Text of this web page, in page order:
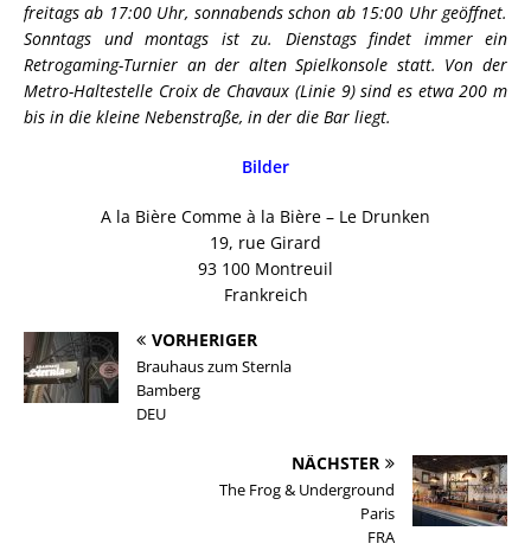
freitags ab 17:00 Uhr, sonnabends schon ab 15:00 Uhr geöffnet.
Sonntags und montags ist zu. Dienstags findet immer ein
Retrogaming-Turnier an der alten Spielkonsole statt. Von der
Metro-Haltestelle Croix de Chavaux (Linie 9) sind es etwa 200 m
bis in die kleine Nebenstraße, in der die Bar liegt.
Bilder
A la Bière Comme à la Bière – Le Drunken
19, rue Girard
93 100 Montreuil
Frankreich
VORHERIGER
Brauhaus zum Sternla
Bamberg
DEU
NÄCHSTER
The Frog & Underground
Paris
FRA